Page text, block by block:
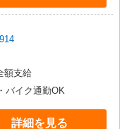
額支給
バイク通勤OK
詳細を見る